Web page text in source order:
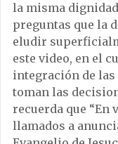
la misma
preguntas que la
eludir
este video, en el
integración de las
toman las
recuerda que “En
llamados a